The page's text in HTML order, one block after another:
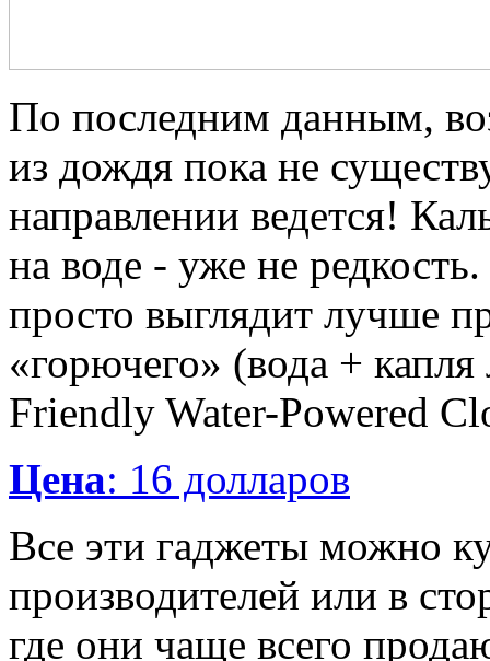
По последним данным,
из дождя пока не
направлении ведется!
на воде - уже не
просто выглядит лучше
«горючего» (вода +
Friendly Water-Powered
Цена: 16 долларов
Все эти гаджеты можно
производителей или в
где они чаще всего